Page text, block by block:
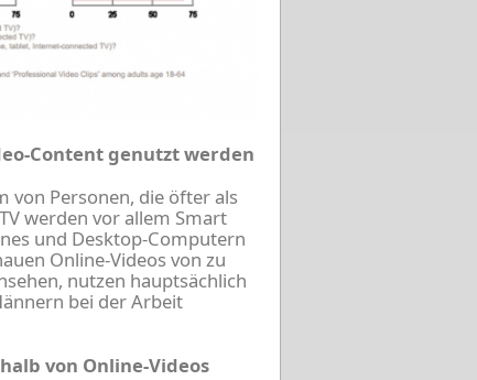
Content genutzt werden
von Personen, die öfter als
werden vor allem Smart
und Desktop-Computern
Online-Videos von zu
nutzen hauptsächlich
bei der Arbeit
von Online-Videos